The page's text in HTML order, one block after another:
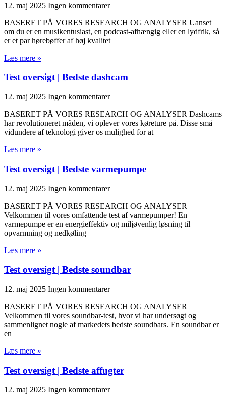
12. maj 2025 Ingen kommentarer
BASERET PÅ VORES RESEARCH OG ANALYSER Uanset
om du er en musikentusiast, en podcast-afhængig eller en lydfrik, så
er et par hørebøffer af høj kvalitet
Læs mere »
Test oversigt | Bedste dashcam
12. maj 2025 Ingen kommentarer
BASERET PÅ VORES RESEARCH OG ANALYSER Dashcams
har revolutioneret måden, vi oplever vores køreture på. Disse små
vidundere af teknologi giver os mulighed for at
Læs mere »
Test oversigt | Bedste varmepumpe
12. maj 2025 Ingen kommentarer
BASERET PÅ VORES RESEARCH OG ANALYSER
Velkommen til vores omfattende test af varmepumper! En
varmepumpe er en energieffektiv og miljøvenlig løsning til
opvarmning og nedkøling
Læs mere »
Test oversigt | Bedste soundbar
12. maj 2025 Ingen kommentarer
BASERET PÅ VORES RESEARCH OG ANALYSER
Velkommen til vores soundbar-test, hvor vi har undersøgt og
sammenlignet nogle af markedets bedste soundbars. En soundbar er
en
Læs mere »
Test oversigt | Bedste affugter
12. maj 2025 Ingen kommentarer